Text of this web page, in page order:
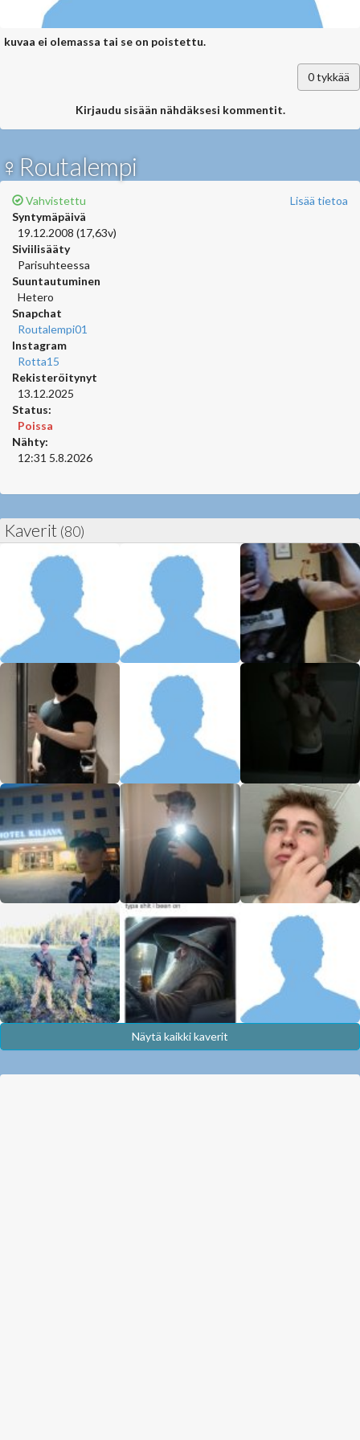
kuvaa ei olemassa tai se on poistettu.
0tykkää
Kirjaudu sisään nähdäksesi kommentit.
♀Routalempi
Lisää tietoa
Vahvistettu
Syntymäpäivä
19.12.2008 (17,63v)
Siviilisääty
Parisuhteessa
Suuntautuminen
Hetero
Snapchat
Routalempi01
Instagram
Rotta15
Rekisteröitynyt
13.12.2025
Status:
Poissa
Nähty:
12:31 5.8.2026
Kaverit (80)
Näytä kaikki kaverit